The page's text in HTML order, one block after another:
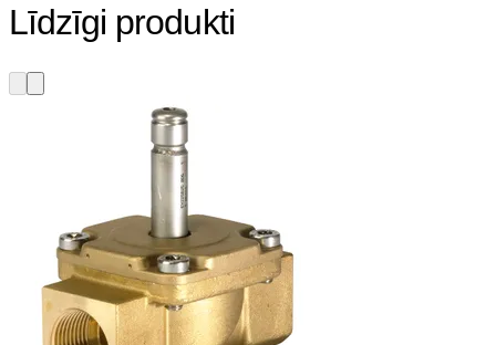
Līdzīgi produkti